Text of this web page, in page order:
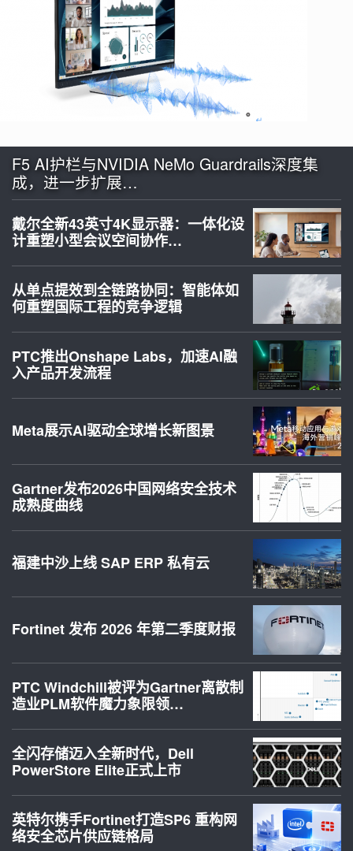
F5 AI护栏与NVIDIA NeMo Guardrails深度集
成，进一步扩展…
戴尔全新43英寸4K显示器：一体化设
计重塑小型会议空间协作…
从单点提效到全链路协同：智能体如
何重塑国际工程的竞争逻辑
PTC推出Onshape Labs，加速AI融
入产品开发流程
Meta展示AI驱动全球增长新图景
Gartner发布2026中国网络安全技术
成熟度曲线
福建中沙上线 SAP ERP 私有云
Fortinet 发布 2026 年第二季度财报
PTC Windchill被评为Gartner离散制
造业PLM软件魔力象限领…
全闪存储迈入全新时代，Dell
PowerStore Elite正式上市
英特尔携手Fortinet打造SP6 重构网
络安全芯片供应链格局